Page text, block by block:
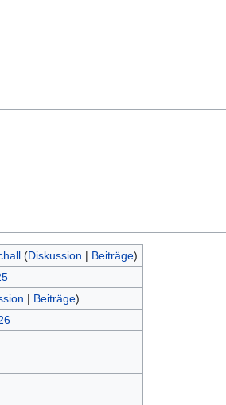
(Diskussion | Beiträge)
| Beiträge)